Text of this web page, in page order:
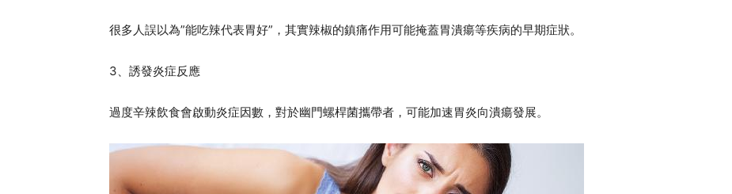
很多人誤以為”能吃辣代表胃好”，其實辣椒的鎮痛作用可能掩蓋胃潰瘍等疾病的早期症狀。
3、誘發炎症反應
過度辛辣飲食會啟動炎症因數，對於幽門螺桿菌攜帶者，可能加速胃炎向潰瘍發展。